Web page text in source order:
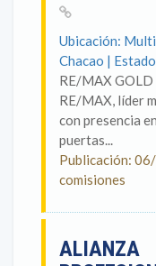
Ubicación:
Chacao |
RE/MAX
RE/MAX, líder
con presencia
puertas...
Publicación:
comisiones
ALIANZA